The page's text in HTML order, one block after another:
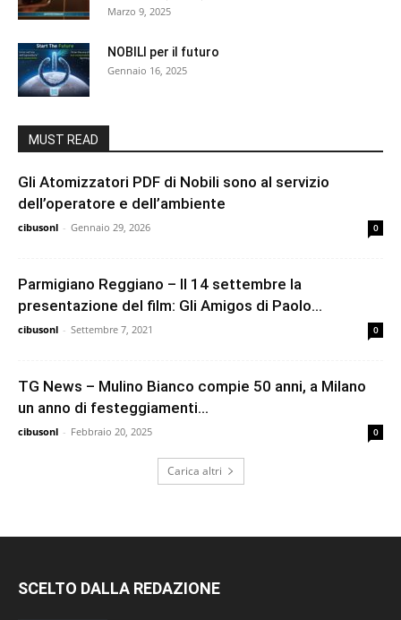
Marzo 9, 2025
NOBILI per il futuro
Gennaio 16, 2025
MUST READ
Gli Atomizzatori PDF di Nobili sono al servizio
dell’operatore e dell’ambiente
cibusonl - Gennaio 29, 2026 0
Parmigiano Reggiano – Il 14 settembre la
presentazione del film: Gli Amigos di Paolo...
cibusonl - Settembre 7, 2021 0
TG News – Mulino Bianco compie 50 anni, a Milano
un anno di festeggiamenti...
cibusonl - Febbraio 20, 2025 0
Carica altri
SCELTO DALLA REDAZIONE